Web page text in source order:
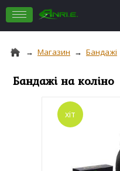
Магазин Бандажі
Бандажі на коліно